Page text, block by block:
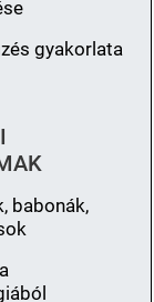
gyakorlata
babonák,